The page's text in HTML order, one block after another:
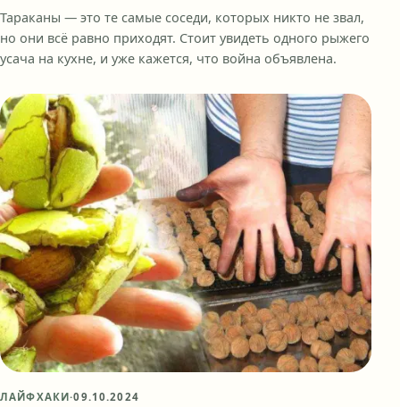
Тараканы — это те самые соседи, которых никто не звал,
но они всё равно приходят. Стоит увидеть одного рыжего
усача на кухне, и уже кажется, что война объявлена.
ЛАЙФХАКИ·09.10.2024